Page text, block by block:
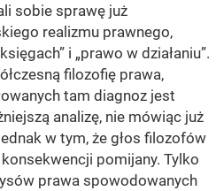
sobie sprawę już
realizmu prawnego,
i „prawo w działaniu”.
filozofię prawa,
tam diagnoz jest
analizę, nie mówiąc już
w tym, że głos filozofów
pomijany. Tylko
prawa spowodowanych